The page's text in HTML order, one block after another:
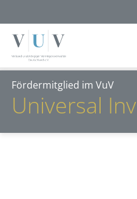
Fördermitglied im VuV
Universal